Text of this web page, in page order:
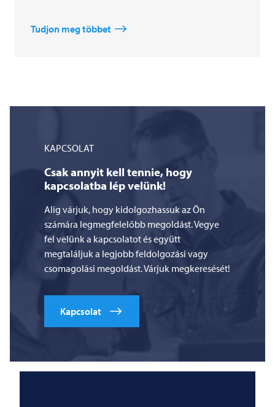
Tudjon meg többet
KAPCSOLAT
Csak annyit kell tennie, hogy
kapcsolatba lép velünk!
Alig várjuk, hogy kidolgozhassuk az Ön
számára legmegfelelőbb megoldást. Vegye
fel velünk a kapcsolatot és együtt
megtaláljuk a legjobb feldolgozási vagy
csomagolási megoldást. Várjuk megkeresését!
Kapcsolat